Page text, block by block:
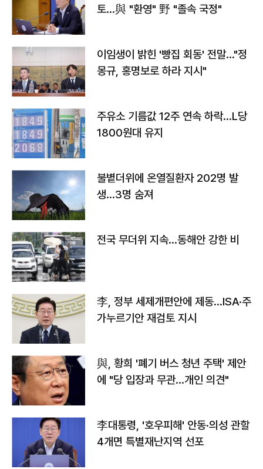
토…與 "환영" 野 "졸속 국정"
이임생이 밝힌 '빵집 회동' 전말…"정
몽규, 홍명보로 하라 지시"
주유소 기름값 12주 연속 하락…L당
1800원대 유지
불볕더위에 온열질환자 202명 발
생…3명 숨져
전국 무더위 지속…동해안 강한 비
李, 정부 세제개편안에 제동…ISA·주
가누르기안 재검토 지시
與, 황희 '폐기 버스 청년 주택' 제안
에 "당 입장과 무관…개인 의견"
李대통령, '호우피해' 안동·의성 관할
4개면 특별재난지역 선포